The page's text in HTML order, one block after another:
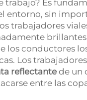
trabajo? Es
entorno, sin
trabajadores
los conductores
Los
reflectante de un
entre las